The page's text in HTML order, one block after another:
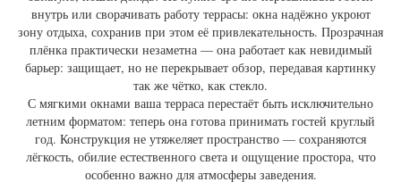
внутрь или сворачивать работу террасы: окна надёжно укроют
зону отдыха, сохранив при этом её привлекательность. Прозрачная
плёнка практически незаметна — она работает как невидимый
барьер: защищает, но не перекрывает обзор, передавая картинку
так же чётко, как стекло.
С мягкими окнами ваша терраса перестаёт быть исключительно
летним форматом: теперь она готова принимать гостей круглый
год. Конструкция не утяжеляет пространство — сохраняются
лёгкость, обилие естественного света и ощущение простора, что
особенно важно для атмосферы заведения.